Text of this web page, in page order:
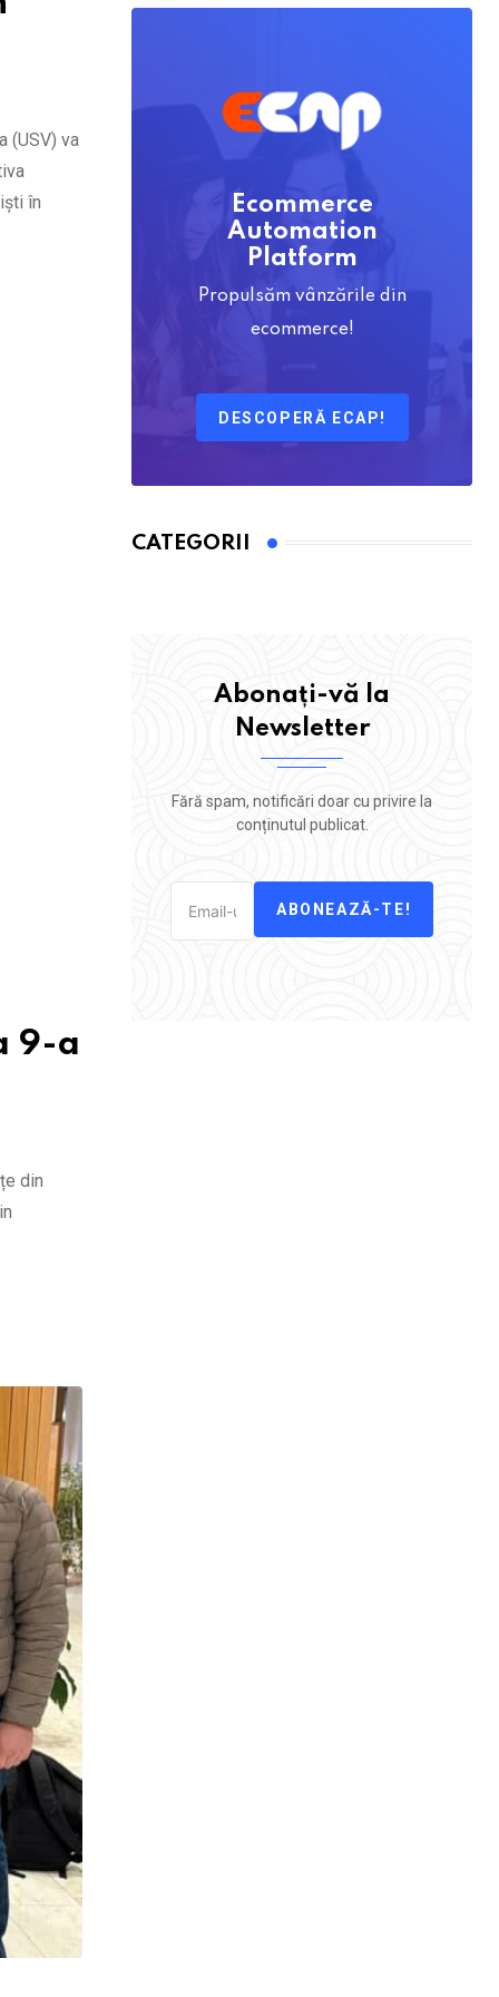
(USV) va
în
9-a
din
Ecommerce
Automation
Platform
Propulsăm vânzările din
ecommerce!
DESCOPERĂ ECAP!
CATEGORII
Abonați-vă la
Newsletter
Fără spam, notificări doar cu privire la
conținutul publicat.
ABONEAZĂ-TE!